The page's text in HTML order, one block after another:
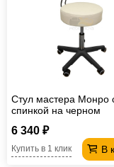
Стул мастера Монро
спинкой на черном
бежевый
6 340 ₽
В
Купить в 1 клик